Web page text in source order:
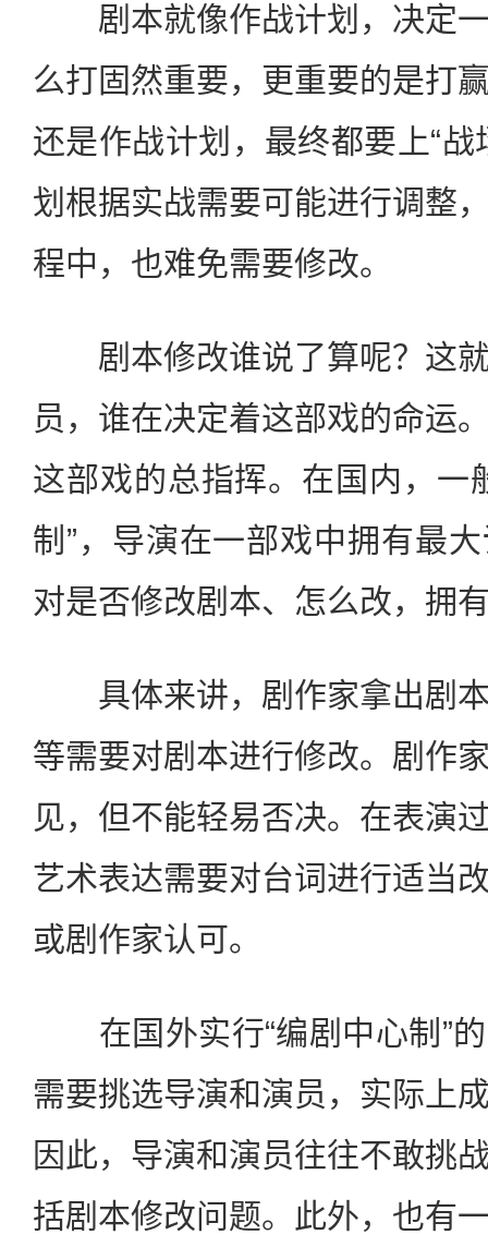
剧本就像作战计划，决定一
么打固然重要，更重要的是打
还是作战计划，最终都要上“战
划根据实战需要可能进行调整
程中，也难免需要修改。
剧本修改谁说了算呢？这就
员，谁在决定着这部戏的命运
这部戏的总指挥。在国内，一
制”，导演在一部戏中拥有最
对是否修改剧本、怎么改，拥
具体来讲，剧作家拿出剧本
等需要对剧本进行修改。剧作
见，但不能轻易否决。在表演
艺术表达需要对台词进行适当
或剧作家认可。
在国外实行“编剧中心制”的
需要挑选导演和演员，实际上
因此，导演和演员往往不敢挑
括剧本修改问题。此外，也有